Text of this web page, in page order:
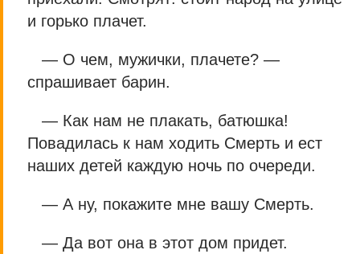
и горько плачет.
— О чем, мужички, плачете? —
спрашивает барин.
— Как нам не плакать, батюшка!
Повадилась к нам ходить Смерть и ест
наших детей каждую ночь по очереди.
— А ну, покажите мне вашу Смерть.
— Да вот она в этот дом придет.